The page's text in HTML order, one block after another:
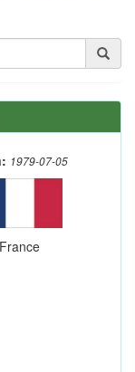
1979-07-05
France